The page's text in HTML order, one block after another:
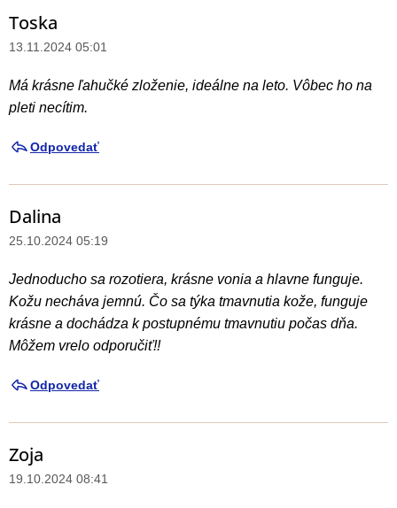
Toska
13.11.2024 05:01
Má krásne ľahučké zloženie, ideálne na leto. Vôbec ho na
pleti necítim.
Odpovedať
Dalina
25.10.2024 05:19
Jednoducho sa rozotiera, krásne vonia a hlavne funguje.
Kožu necháva jemnú. Čo sa týka tmavnutia kože, funguje
krásne a dochádza k postupnému tmavnutiu počas dňa.
Môžem vrelo odporučiť!!
Odpovedať
Zoja
19.10.2024 08:41